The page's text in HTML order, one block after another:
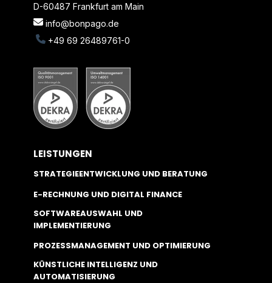
D-60487 Frankfurt am Main
info@bonpago.de
+49 69 26489761-0
LEISTUNGEN
STRATEGIEENTWICKLUNG UND BERATUNG
E-RECHNUNG UND DIGITAL FINANCE
SOFTWAREAUSWAHL UND
IMPLEMENTIERUNG
PROZESSMANAGEMENT UND OPTIMIERUNG
KÜNSTLICHE INTELLIGENZ UND
AUTOMATISIERUNG